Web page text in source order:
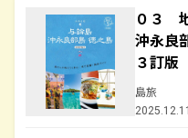
０３
沖永良
３訂版
島旅